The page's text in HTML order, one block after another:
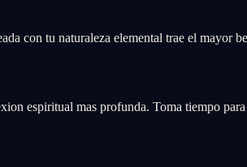
con tu naturaleza elemental trae el
espiritual mas profunda. Toma tiempo